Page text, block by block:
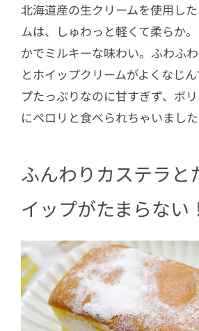
北海道産の生クリームを使用し
ムは、しゅわっと軽くて柔らか
かでミルキーな味わい。ふわふ
とホイップクリームがよくなじ
プたっぷりなのに甘すぎず、ボ
にペロリと食べられちゃいました
ふんわりカステラと
イップがたまらない